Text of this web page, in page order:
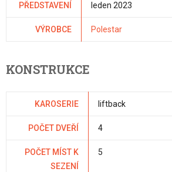
PŘEDSTAVENÍ leden 2023
VÝROBCE Polestar
KONSTRUKCE
KAROSERIE liftback
POČET DVEŘÍ 4
POČET MÍST K
SEZENÍ
5